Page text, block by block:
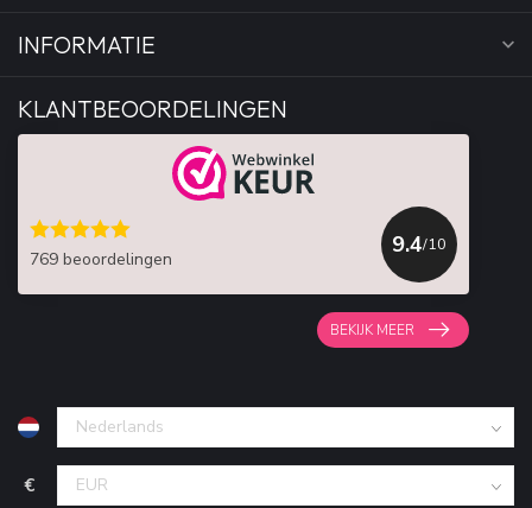
INFORMATIE
KLANTBEOORDELINGEN
769 beoordelingen
9.4/10
BEKIJK MEER
€